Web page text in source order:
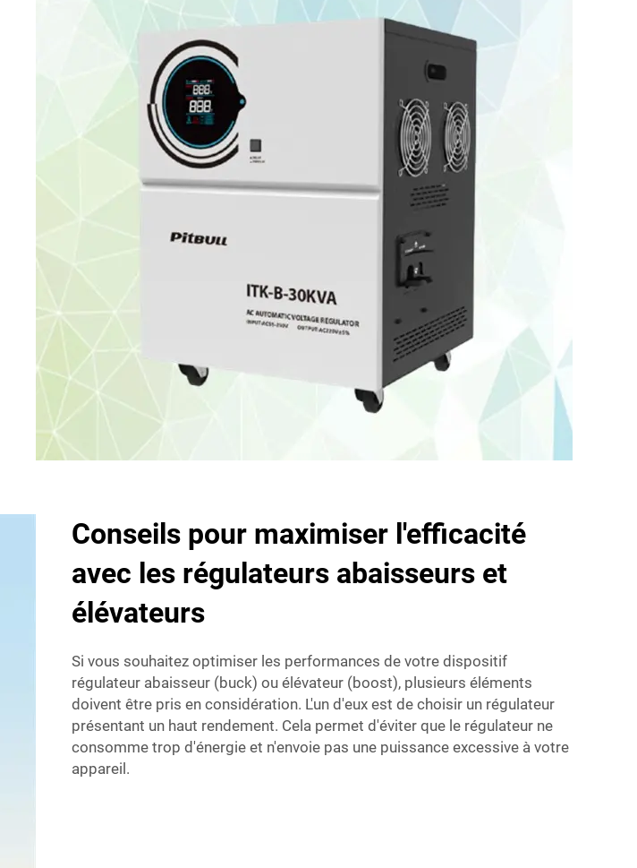
Conseils pour maximiser l'efficacité
avec les régulateurs abaisseurs et
élévateurs
Si vous souhaitez optimiser les performances de votre dispositif
régulateur abaisseur (buck) ou élévateur (boost), plusieurs éléments
doivent être pris en considération. L'un d'eux est de choisir un régulateur
présentant un haut rendement. Cela permet d'éviter que le régulateur ne
consomme trop d'énergie et n'envoie pas une puissance excessive à votre
appareil.